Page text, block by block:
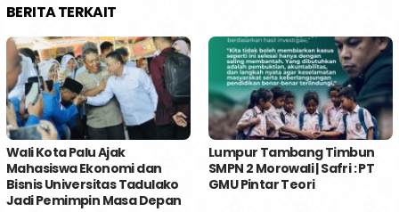
BERITA TERKAIT
Wali Kota Palu Ajak
Mahasiswa Ekonomi dan
Bisnis Universitas Tadulako
Jadi Pemimpin Masa Depan
Lumpur Tambang Timbun
SMPN 2 Morowali | Safri : PT
GMU Pintar Teori